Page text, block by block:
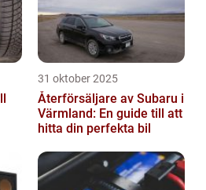
31 oktober 2025
Återförsäljare av Subaru i
Värmland: En guide till att
hitta din perfekta bil